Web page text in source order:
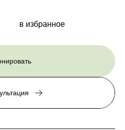
в избранное